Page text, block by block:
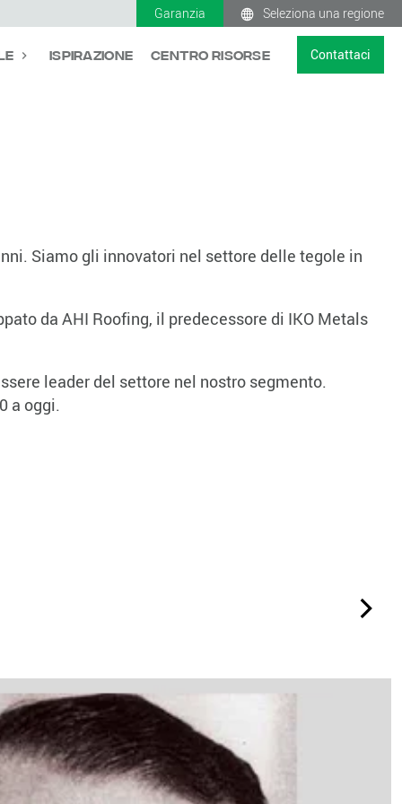
Garanzia Seleziona una regione
Ispirazione Centro Risorse Contattaci
Siamo gli innovatori nel settore delle tegole in
da AHI Roofing, il predecessore di IKO Metals
leader del settore nel nostro segmento.
a oggi.